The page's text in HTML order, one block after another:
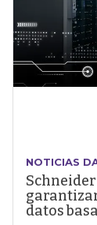
NOTICIAS
datos